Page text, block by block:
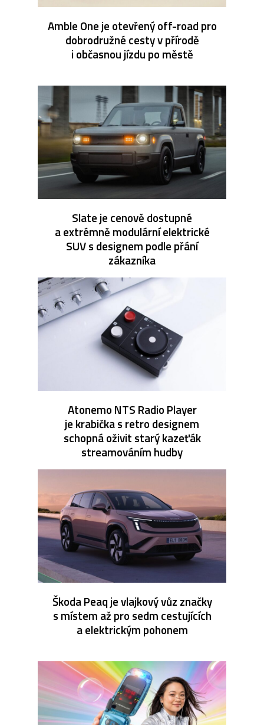
Amble One je otevřený off-road pro
dobrodružné cesty v přírodě
i občasnou jízdu po městě
Slate je cenově dostupné
a extrémně modulární elektrické
SUV s designem podle přání
zákazníka
Atonemo NTS Radio Player
je krabička s retro designem
schopná oživit starý kazeťák
streamováním hudby
Škoda Peaq je vlajkový vůz značky
s místem až pro sedm cestujících
a elektrickým pohonem